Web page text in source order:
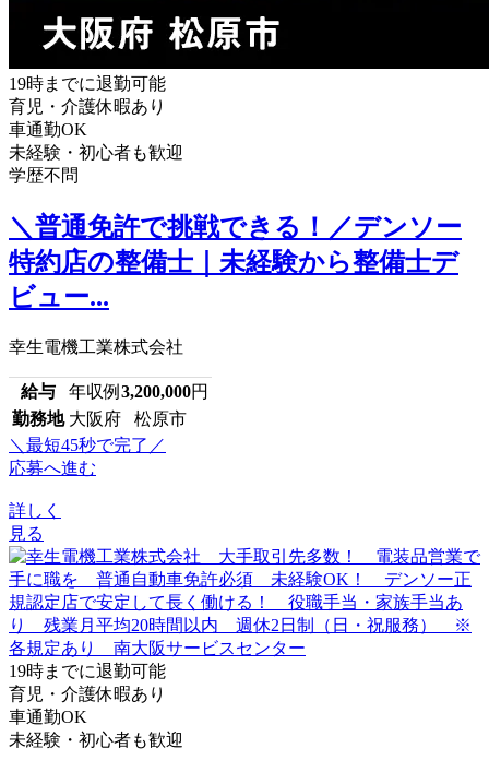
19時までに退勤可能
育児・介護休暇あり
車通勤OK
未経験・初心者も歓迎
学歴不問
＼普通免許で挑戦できる！／デンソー
特約店の整備士｜未経験から整備士デ
ビュー...
幸生電機工業株式会社
給与 年収例 3,200,000円
勤務地 大阪府 松原市
＼最短45秒で完了／
応募へ進む
詳しく
見る
19時までに退勤可能
育児・介護休暇あり
車通勤OK
未経験・初心者も歓迎